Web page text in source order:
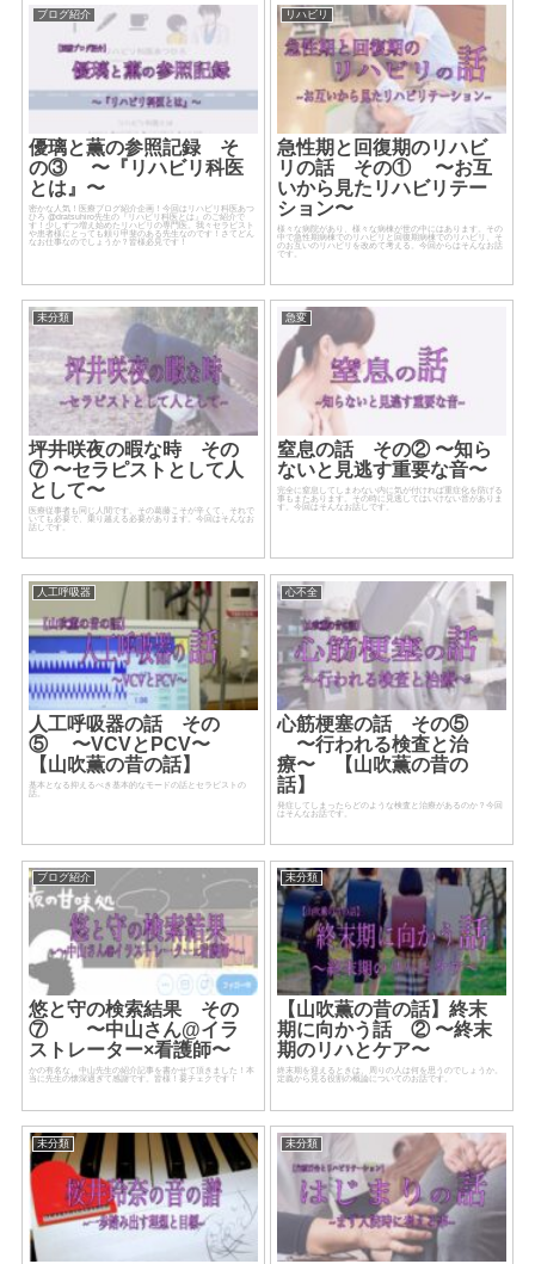
ブログ紹介
優璃と薫の参照記録 そ
の③ 〜『リハビリ科医
とは』〜
密かな人気！医療ブログ紹介企画！今回はリハビリ科医あつ
ひろ @dratsuhiro先生の『リハビリ科医とは』のご紹介で
す！少しずつ増え始めたリハビリの専門医。我々セラピスト
や患者様にとっても頼り甲斐のある先生なのです！さてどん
なお仕事なのでしょうか？皆様必見です！
リハビリ
急性期と回復期のリハビ
リの話 その① 〜お互
いから見たリハビリテー
ション〜
様々な病院があり、様々な病棟が世の中にはあります。その
中で急性期病棟でのリハビリと回復期病棟でのリハビリ、そ
のお互いのリハビリを改めて考える。今回からはそんなお話
です。
未分類
坪井咲夜の暇な時 その
⑦ 〜セラピストとして人
として〜
医療従事者も同じ人間です。その葛藤こそが辛くて、それで
いても必要で、乗り越える必要があります。今回はそんなお
話しです。
急変
窒息の話 その② 〜知ら
ないと見逃す重要な音〜
完全に窒息してしまわない内に気が付ければ重症化を防げる
事もまたあります。その時に見逃してはいけない音がありま
す。今回はそんなお話しです。
人工呼吸器
人工呼吸器の話 その
⑤ 〜VCVとPCV〜
【山吹薫の昔の話】
基本となる抑えるべき基本的なモードの話とセラピストの
話。
心不全
心筋梗塞の話 その⑤
〜行われる検査と治
療〜 【山吹薫の昔の
話】
発症してしまったらどのような検査と治療があるのか？今回
はそんなお話です。
ブログ紹介
悠と守の検索結果 その
⑦ 〜中山さん@イラ
ストレーター×看護師〜
かの有名な、中山先生の紹介記事を書かせて頂きました！本
当に先生の懐深過ぎて感謝です。皆様！要チェクです！
未分類
【山吹薫の昔の話】終末
期に向かう話 ② 〜終末
期のリハとケア〜
終末期を迎えるときは、周りの人は何を思うのでしょうか。
定義から見る役割の概論についてのお話です。
未分類 未分類